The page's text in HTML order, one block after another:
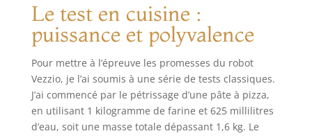
puis tourner le bol
dans le sens des
aiguilles d'une
verrouiller. 💌
【7*24 heures
service client】 : Si
vous recevez un
blender
Le test en cuisine :
puissance et polyvalence
Pour mettre à l’épreuve les promesses du robot
Vezzio, je l’ai soumis à une série de tests classiques.
J’ai commencé par le pétrissage d’une pâte à pizza,
en utilisant 1 kilogramme de farine et 625 millilitres
d’eau, soit une masse totale dépassant 1,6 kg. Le